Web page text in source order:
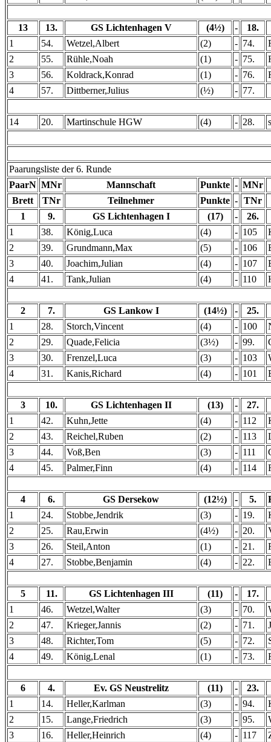
13 13. GS Lichtenhagen V (4½) -
18.
1
54. Wetzel,Albert (2) - 74.
2
55. Rühle,Noah (1) - 75.
3
56. Koldrack,Konrad (1) - 76.
4
57. Dittberner,Julius (½) - 77.
14 20. Martinschule HGW (4) - 28.
Paarungsliste der 6. Runde
PaarN MNr Mannschaft Punkte - MNr
Brett
TNr Teilnehmer Punkte - TNr
1
9. GS Lichtenhagen I (17) -
26.
1
38. König,Luca (4) - 105
2
39. Grundmann,Max (5) - 106
3
40. Joachim,Julian (4) - 107
4
41. Tank,Julian (4) - 110
2 7. GS Lankow I (14½) -
25.
1
28. Storch,Vincent (4) - 100
2
29. Quade,Felicia (3½) - 99.
3
30. Frenzel,Luca (3) - 103
4
31. Kanis,Richard (4) - 101
3 10. GS Lichtenhagen II (13) -
27.
1
42. Kuhn,Jette (4) - 112
2
43. Reichel,Ruben (2) - 113
3
44. Voß,Ben (3) - 111
4
45. Palmer,Finn (4) - 114
4 6. GS Dersekow (12½) - 5.
1
24. Stobbe,Jendrik (3) - 19.
2
25. Rau,Erwin (4½) - 20.
3
26. Steil,Anton (1) - 21.
4
27. Stobbe,Benjamin (4) - 22.
5 11. GS Lichtenhagen III (11) -
17.
1
46. Wetzel,Walter (3) - 70.
2
47. Krieger,Jannis (2) - 71.
3
48. Richter,Tom (5) - 72.
4
49. König,Lenal (1) - 73.
6 4. Ev. GS Neustrelitz (11) -
23.
1
14. Heller,Karlman (3) - 94.
2
15. Lange,Friedrich (3) - 95.
3
16. Heller,Heinrich (4) - 117